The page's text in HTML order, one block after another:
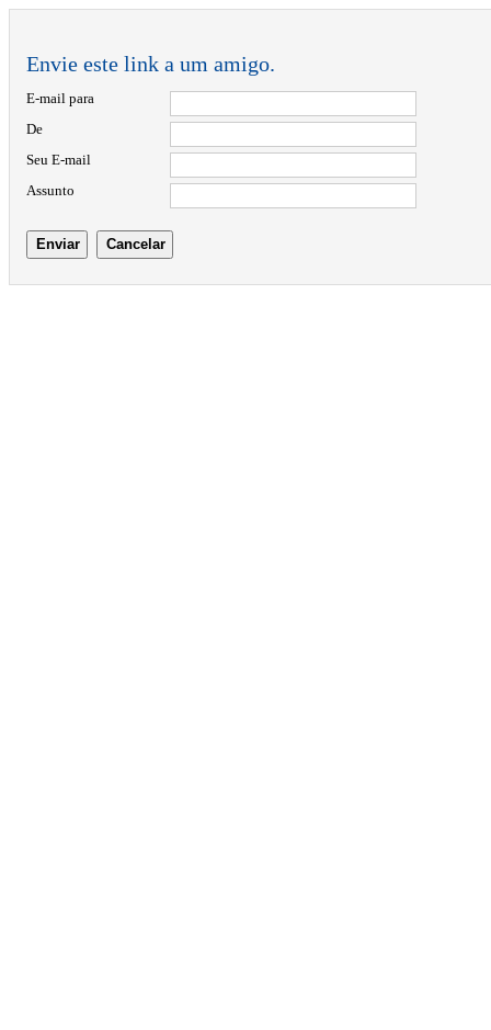
Envie este link a um amigo.
E-mail para
De
Seu E-mail
Assunto
Enviar Cancelar